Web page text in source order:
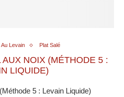
Au Levain Plat Salé
NOIX (MÉTHODE 5 :
LIQUIDE)
5 : Levain Liquide)